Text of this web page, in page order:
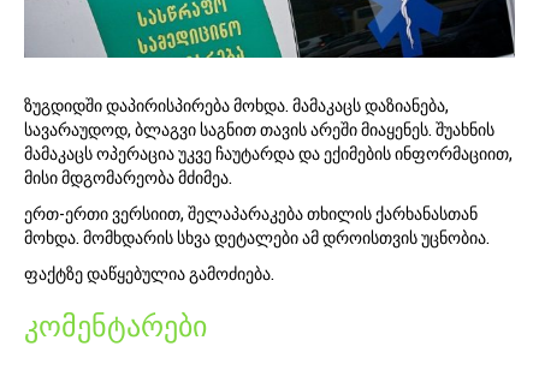
0
2
0
ზუგდიდში დაპირისპირება მოხდა. მამაკაცს დაზიანება,
სავარაუდოდ, ბლაგვი საგნით თავის არეში მიაყენეს. შუახნის
მამაკაცს ოპერაცია უკვე ჩაუტარდა და ექიმების ინფორმაციით,
მისი მდგომარეობა მძიმეა.
ერთ-ერთი ვერსიით, შელაპარაკება თხილის ქარხანასთან
მოხდა. მომხდარის სხვა დეტალები ამ დროისთვის უცნობია.
ფაქტზე დაწყებულია გამოძიება.
კომენტარები